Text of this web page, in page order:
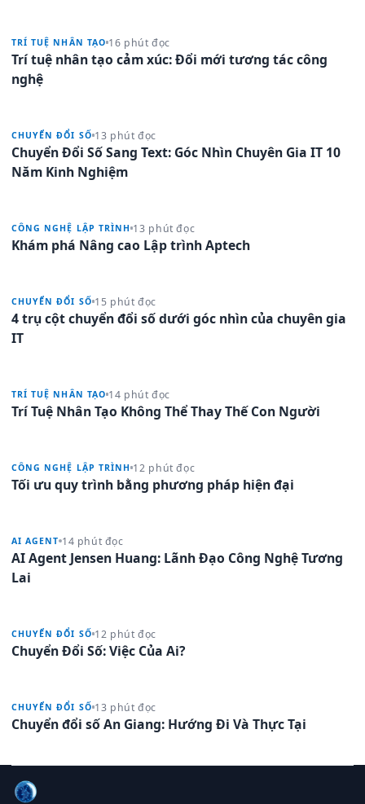
TRÍ TUỆ NHÂN TẠO 16 phút đọc
Trí tuệ nhân tạo cảm xúc: Đổi mới tương tác công
nghệ
CHUYỂN ĐỔI SỐ 13 phút đọc
Chuyển Đổi Số Sang Text: Góc Nhìn Chuyên Gia IT 10
Năm Kinh Nghiệm
CÔNG NGHỆ LẬP TRÌNH 13 phút đọc
Khám phá Nâng cao Lập trình Aptech
CHUYỂN ĐỔI SỐ 15 phút đọc
4 trụ cột chuyển đổi số dưới góc nhìn của chuyên gia
IT
TRÍ TUỆ NHÂN TẠO 14 phút đọc
Trí Tuệ Nhân Tạo Không Thể Thay Thế Con Người
CÔNG NGHỆ LẬP TRÌNH 12 phút đọc
Tối ưu quy trình bằng phương pháp hiện đại
AI AGENT 14 phút đọc
AI Agent Jensen Huang: Lãnh Đạo Công Nghệ Tương
Lai
CHUYỂN ĐỔI SỐ 12 phút đọc
Chuyển Đổi Số: Việc Của Ai?
CHUYỂN ĐỔI SỐ 13 phút đọc
Chuyển đổi số An Giang: Hướng Đi Và Thực Tại